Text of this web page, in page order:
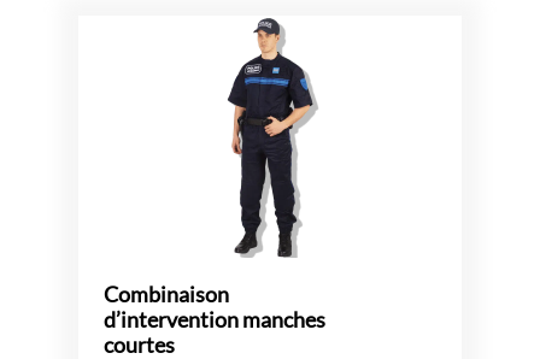
Combinaison
d’intervention manches
courtes